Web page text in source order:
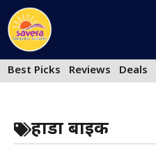
Skip
to
content
Best Picks
Reviews Deals
होंडा बाइक